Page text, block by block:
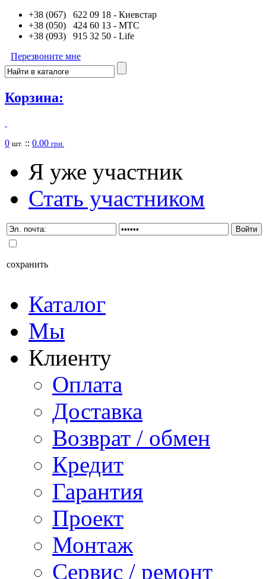
+38 (067) 622 09 18 - Киевстар
+38 (050) 424 60 13 - MTC
+38 (093) 915 32 50 - Life
Перезвоните мне
Корзина:
0 шт. :: 0.00 грн.
Я уже участник
Стать участником
сохранить
Каталог
Мы
Клиенту
Оплата
Доставка
Возврат / обмен
Кредит
Гарантия
Проект
Монтаж
Сервис / ремонт